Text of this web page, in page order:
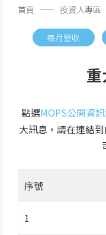
首頁 投資人專區
每月營收
點選MOPS公開資
大訊息，請在連結
序號
1